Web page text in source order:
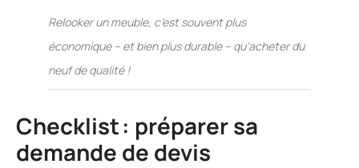
Relooker un meuble, c’est souvent plus
économique – et bien plus durable – qu’acheter du
neuf de qualité !
Checklist : préparer sa
demande de devis